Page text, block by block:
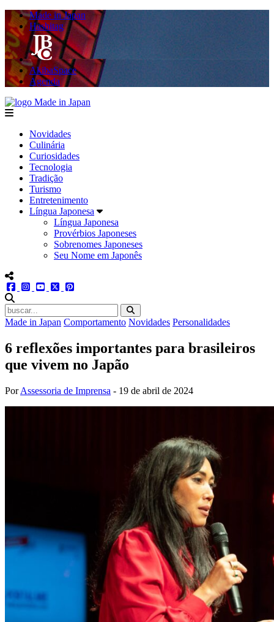
Made in Japan
Hashitag
AkibaSpace
Agenda
menu
Novidades
Culinária
Curiosidades
Tecnologia
Tradição
Turismo
Entretenimento
Língua Japonesa
Língua Japonesa
Provérbios Japoneses
Sobrenomes Japoneses
Seu Nome em Japonês
menu redes social
facebookinstagram
youtube
twitter
Made in Japan Comportamento Novidades Personalidades
6 reflexões importantes para brasileiros
que vivem no Japão
PorAssessoria de Imprensa - 19 de abril de 2024